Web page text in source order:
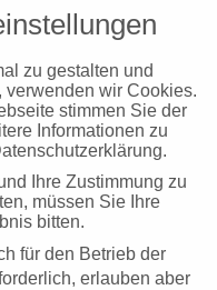
zu gestalten und
verwenden wir Cookies.
stimmen Sie der
Informationen zu
Ihre Zustimmung zu
müssen Sie Ihre
bitten.
für den Betrieb der
erlauben aber